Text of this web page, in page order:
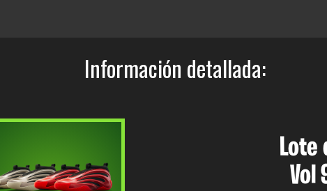
Información detallada:
Lote
Vol